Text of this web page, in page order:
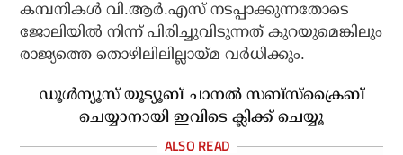
കമ്പനികള്‍ വി.ആര്‍.എസ് നടപ്പാക്കുന്നതോടെ
ജോലിയില്‍ നിന്ന് പിരിച്ചുവിടുന്നത് കുറയുമെങ്കിലും
രാജ്യത്തെ തൊഴിലിലില്ലായ്മ വര്‍ധിക്കും.
ഡൂൾന്യൂസ് യൂട്യൂബ് ചാനൽ സബ്സ്ക്രൈബ്
ചെയ്യാനായി ഇവിടെ ക്ലിക്ക് ചെയ്യൂ